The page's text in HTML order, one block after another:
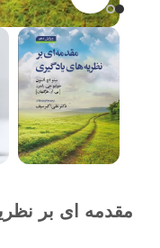
مقدمه ای بر